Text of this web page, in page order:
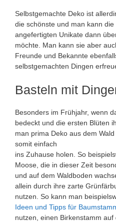
Selbstgemachte Deko ist
die schönste und man kann
angefertigten Unikate dann
möchte. Man kann sie aber
Freunde und Bekannte
selbstgemachten Dingen
Basteln mit
Besonders im Frühjahr, wenn
bedeckt und die ersten Blüten
man prima Deko aus dem
somit einfach
ins Zuhause holen. So
Moose, die in dieser Zeit
und auf dem Waldboden
allein durch ihre zarte
nutzen. So kann man
Ideen und Tipps für
nutzen, einen Birkenstamm